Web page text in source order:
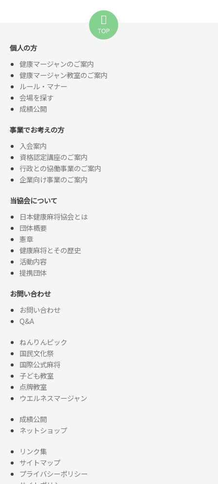
TOP
個人の方
健康マージャンのご案内
健康マージャン教室のご案内
ルール・マナー
会場を探す
成績公開
事業でお考えの方
入会案内
資格認定講座のご案内
行政との協働事業のご案内
企業向け事業のご案内
当協会について
日本健康麻将協会とは
団体概要
憲章
健康麻将とその歴史
活動内容
提携団体
お問い合わせ
お問い合わせ
Q&A
ねんりんピック
国民文化祭
国際公式麻将
子ども教室
点牌教室
ウエルネスマージャン
成績公開
ネットショップ
リンク集
サイトマップ
プライバシーポリシー